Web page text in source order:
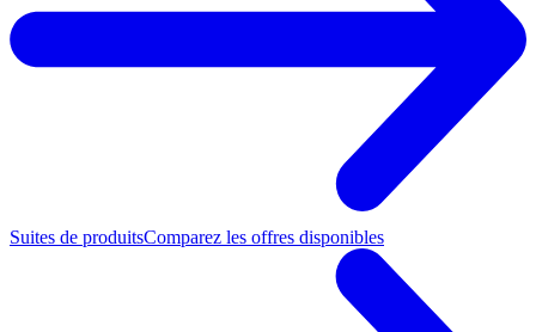
Suites de produitsComparez les offres disponibles